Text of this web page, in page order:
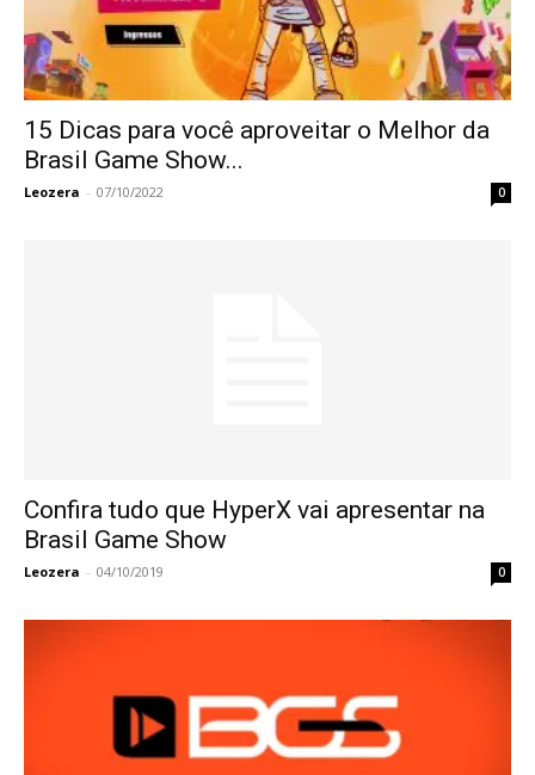
15 Dicas para você aproveitar o Melhor da
Brasil Game Show...
Leozera - 07/10/2022 0
Confira tudo que HyperX vai apresentar na
Brasil Game Show
Leozera - 04/10/2019 0